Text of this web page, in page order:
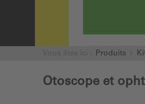
Produits
Otoscope et